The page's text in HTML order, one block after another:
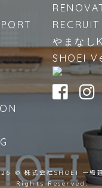
RECRUIT
やまなし
SHOEI
© 株式会社SHOEI 一級
Rights Reserved.